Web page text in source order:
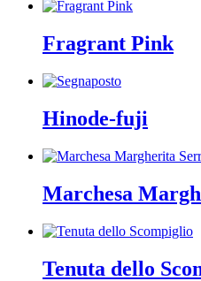
Fragrant Pink
Hinode-fuji
Marchesa
Tenuta dello